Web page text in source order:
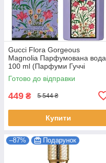
Gucci Flora Gorgeous
Magnolia Парфумована вода
100 ml (Парфуми Гуччі
Флора Горджес Магнолія
Парфуми Жіночі)
Готово до відправки
449 ₴ 5 544 ₴
Купити
–87% Подарунок